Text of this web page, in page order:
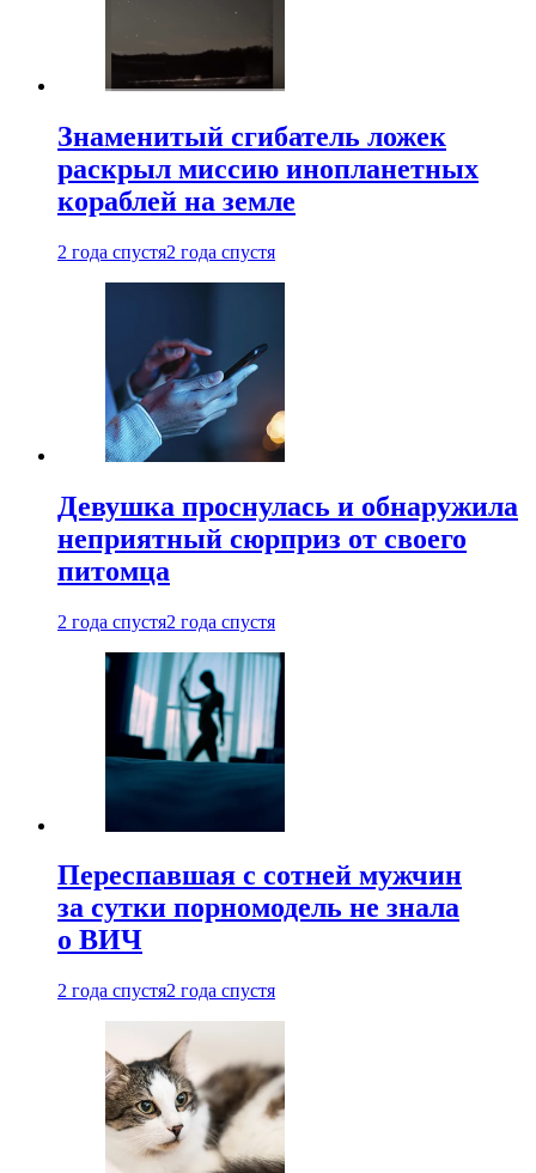
Знаменитый сгибатель ложек
раскрыл миссию инопланетных
кораблей на земле
2 года спустя2 года спустя
Девушка проснулась и обнаружила
неприятный сюрприз от своего
питомца
2 года спустя2 года спустя
Переспавшая с сотней мужчин
за сутки порномодель не знала
о ВИЧ
2 года спустя2 года спустя